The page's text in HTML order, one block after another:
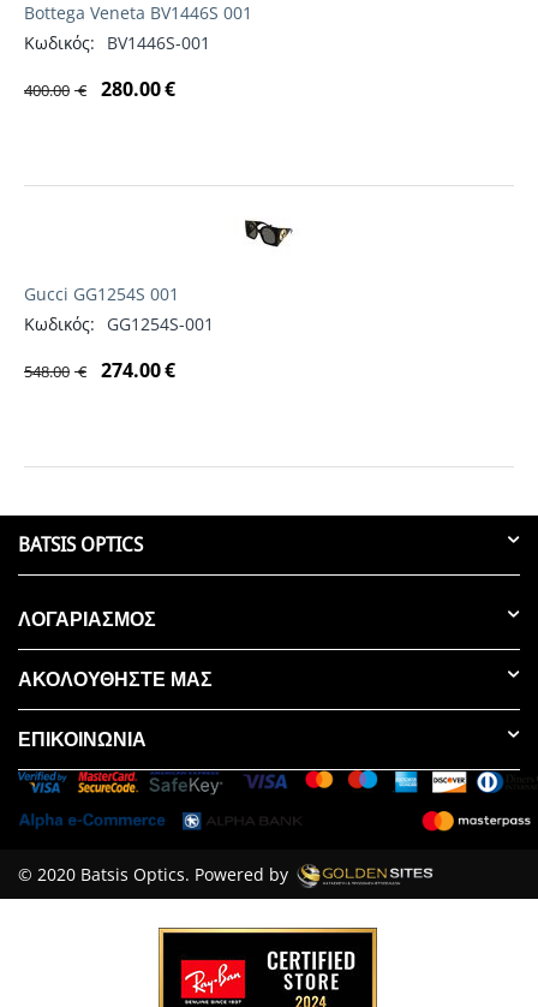
Bottega Veneta BV1446S 001
Κωδικός:
BV1446S-001
400.00 € 280.00€
Gucci GG1254S 001
Κωδικός:
GG1254S-001
548.00 € 274.00€
BATSIS OPTICS
ΛΟΓΑΡΙΑΣΜΟΣ
ΑΚΟΛΟΥΘΗΣΤΕ ΜΑΣ
ΕΠΙΚΟΙΝΩΝΊΑ
© 2020 Batsis Optics. Powered by